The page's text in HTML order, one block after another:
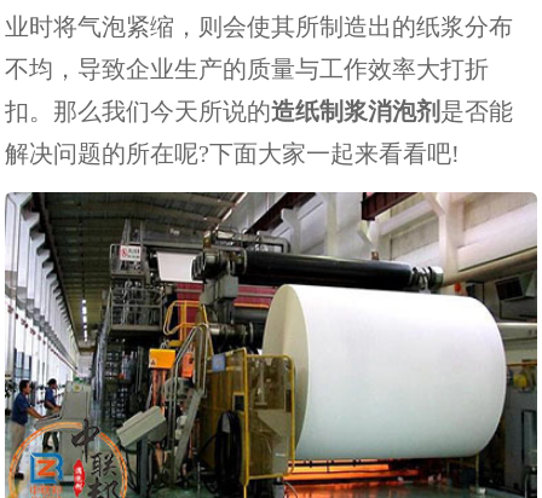
业时将气泡紧缩，则会使其所制造出的纸浆分布
不均，导致企业生产的质量与工作效率大打折
扣。那么我们今天所说的造纸制浆消泡剂 是否能
解决问题的所在呢?下面大家一起来看看吧!